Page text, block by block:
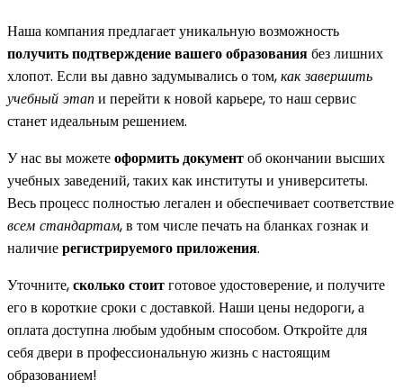
Наша компания предлагает уникальную возможность
получить подтверждение вашего образованиябез лишних
хлопот. Если вы давно задумывались о том,как завершить
учебный этапи перейти к новой карьере, то наш сервис
станет идеальным решением.
У нас вы можетеоформить документоб окончании высших
учебных заведений, таких как институты и университеты.
Весь процесс полностью легален и обеспечивает соответствие
всем стандартам, в том числе печать на бланках гознак и
наличиерегистрируемого приложения.
Уточните,сколько стоитготовое удостоверение, и получите
его в короткие сроки с доставкой. Наши цены недороги, а
оплата доступна любым удобным способом. Откройте для
себя двери в профессиональную жизнь с настоящим
образованием!